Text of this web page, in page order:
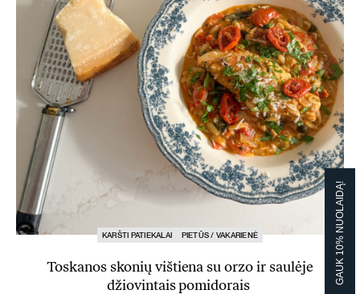
KARŠTI PATIEKALAI PIETŪS / VAKARIENĖ
Toskanos skonių vištiena su orzo ir saulėje
džiovintais pomidorais
GAUK 10% NUOLAIDĄ!